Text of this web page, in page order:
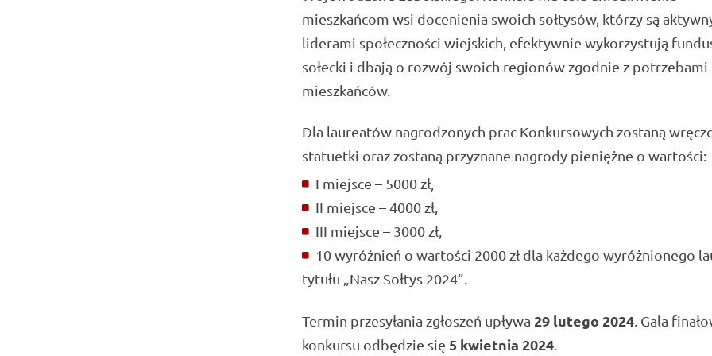
mieszkańcom wsi docenienia swoich sołtysów, którzy są
liderami społeczności wiejskich, efektywnie wykorzystują
sołecki i dbają o rozwój swoich regionów zgodnie z potrzebami
mieszkańców.
Dla laureatów nagrodzonych prac Konkursowych zostaną
statuetki oraz zostaną przyznane nagrody pieniężne o wartości:
I miejsce – 5000 zł,
II miejsce – 4000 zł,
III miejsce – 3000 zł,
10 wyróżnień o wartości 2000 zł dla każdego wyróżnionego
tytułu „Nasz Sołtys 2024”.
Termin przesyłania zgłoszeń upływa 29 lutego 2024. Gala
konkursu odbędzie się 5 kwietnia 2024.